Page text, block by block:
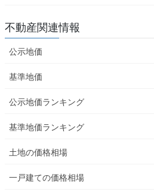
不動産関連情報
公示地価
基準地価
公示地価ランキング
基準地価ランキング
土地の価格相場
一戸建ての価格相場